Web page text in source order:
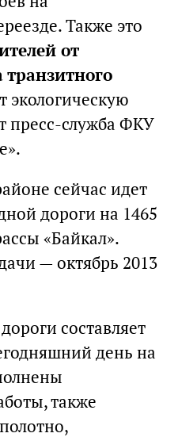
Также это
от
транзитного
экологическую
пресс-служба ФКУ
сейчас идет
дороги на 1465
«Байкал».
— октябрь 2013
составляет
день на
также